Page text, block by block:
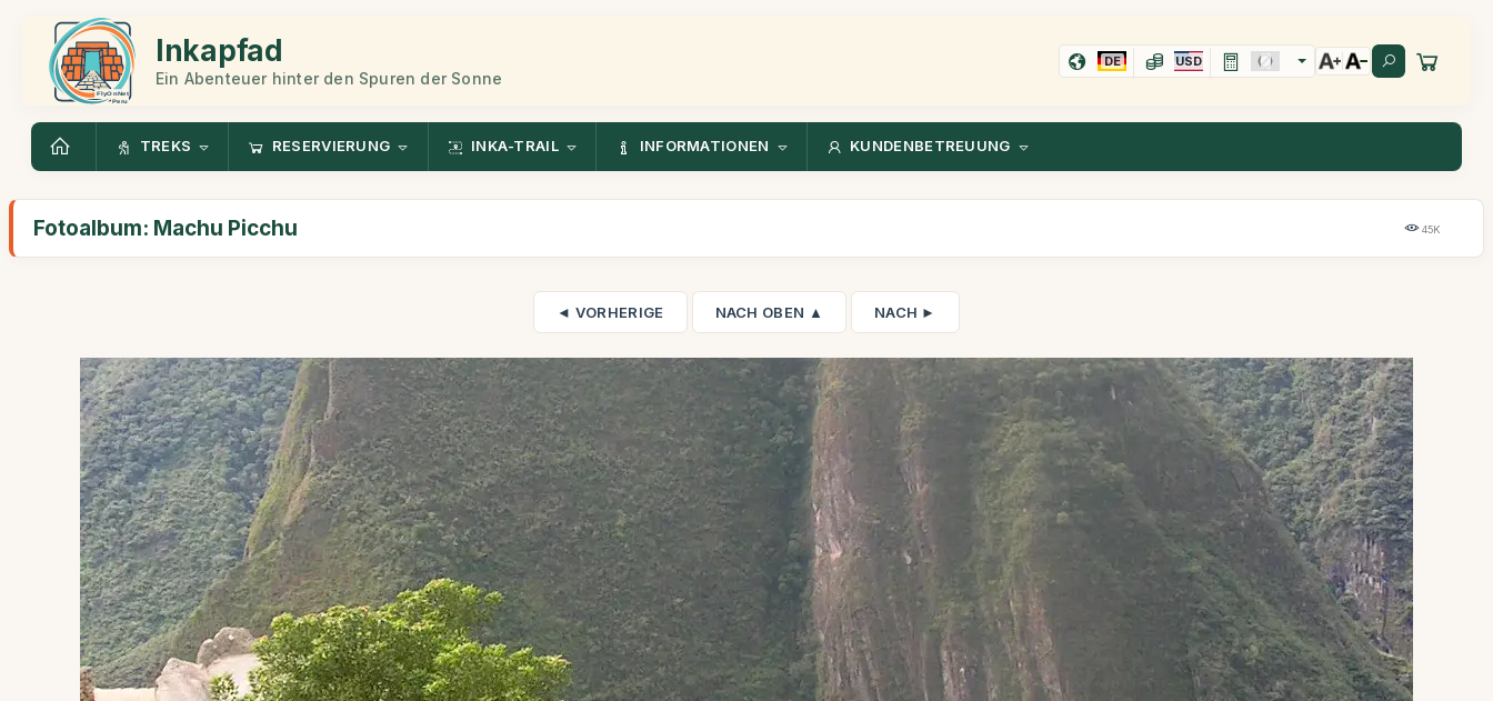
Inkapfad
Ein Abenteuer hinter den Spuren der Sonne
DE USD
TREKS RESERVIERUNG INKA-TRAIL INFORMATIONEN KUNDENBETREUUNG
Fotoalbum: Machu Picchu 45K
◄ VORHERIGE NACH OBEN ▲ NACH ►